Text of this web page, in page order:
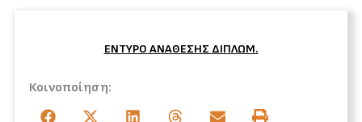
ENTYPO ΑΝΑΘΕΣΗΣ ΔΙΠΛΩΜ.
Κοινοποίηση: